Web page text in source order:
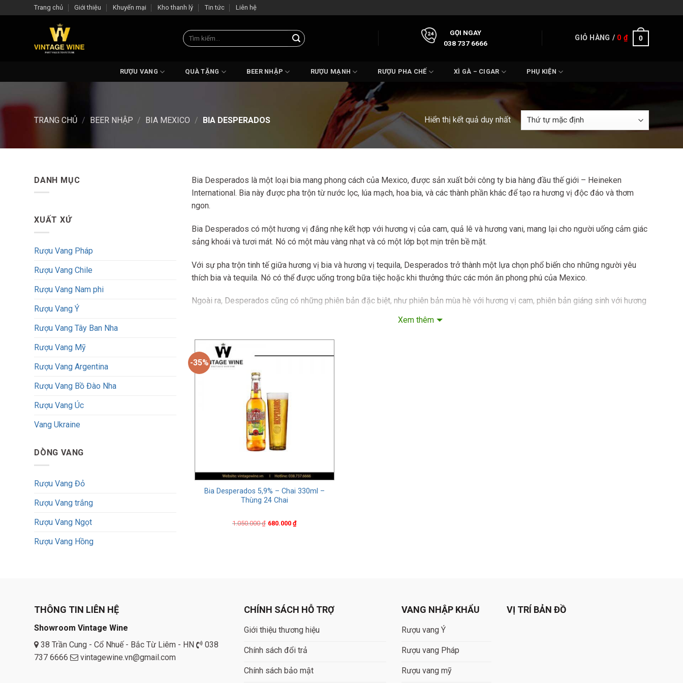
to
Trang chủ Giới thiệu Khuyến mại Kho thanh lý Tin tức Liên hệ
Tìm
kiếm:
GỌI NGAY
038 737 6666
GIỎ HÀNG / 0₫ 0
RƯỢU VANG QUÀ TẶNG BEER NHẬP RƯỢU MẠNH RƯỢU PHA CHẾ XÌ GÀ – CIGAR PHỤ KIỆN
TRANG CHỦ / BEER NHẬP / BIA MEXICO / BIA DESPERADOS Hiển thị kết quả duy nhất
DANH MỤC
XUẤT XỨ
Rượu Vang Pháp
Rượu Vang Chile
Rượu Vang Nam phi
Rượu Vang Ý
Rượu Vang Tây Ban Nha
Rượu Vang Mỹ
Rượu Vang Argentina
Rượu Vang Bồ Đào Nha
Rượu Vang Úc
Vang Ukraine
DÒNG VANG
Rượu Vang Đỏ
Rượu Vang trắng
Rượu Vang Ngọt
Rượu Vang Hồng
Bia Desperados là một loại bia mang phong cách của Mexico, được sản xuất bởi công ty bia hàng đầu thế giới – Heineken
International. Bia này được pha trộn từ nước lọc, lúa mạch, hoa bia, và các thành phần khác để tạo ra hương vị độc đáo và thơm
ngon.
Bia Desperados có một hương vị đắng nhẹ kết hợp với hương vị của cam, quả lê và hương vani, mang lại cho người uống cảm giác
sảng khoái và tươi mát. Nó có một màu vàng nhạt và có một lớp bọt mịn trên bề mặt.
Với sự pha trộn tinh tế giữa hương vị bia và hương vị tequila, Desperados trở thành một lựa chọn phổ biến cho những người yêu
thích bia và tequila. Nó có thể được uống trong bữa tiệc hoặc khi thưởng thức các món ăn phong phú của Mexico.
Ngoài ra, Desperados cũng có những phiên bản đặc biệt, như phiên bản mùa hè với hương vị cam, phiên bản giáng sinh với hương
Bia Desperados
Đặc điểm nổi bật của Bia Desperados
Xem thêm
-35%
Bia Desperados 5,9% – Chai 330ml –
Thùng 24 Chai
1.050.000₫
Original
680.000 ₫
Current
THÔNG TIN LIÊN HỆ
Showroom Vintage Wine
38 Trần Cung - Cổ Nhuế - Bắc Từ Liêm - HN
038
737 6666
vintagewine.vn@gmail.com
CHÍNH SÁCH HỖ TRỢ
Giới thiệu thương hiệu
Chính sách đổi trả
Chính sách bảo mật
VANG NHẬP KHẨU
Rượu vang Ý
Rượu vang Pháp
Rượu vang mỹ
VỊ TRÍ BẢN ĐỒ